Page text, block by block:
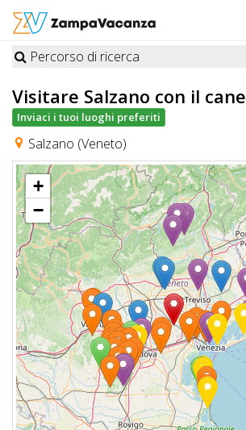
STRUTTURE
A
DOG
LUOGHI
A
DOG
OFFERTE
A
DOG
Percorso di ricerca
Visitare Salzano con il cane
Inviaci i tuoi luoghi preferiti
Salzano (Veneto)
+
−